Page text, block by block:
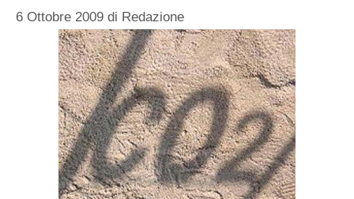
6 Ottobre 2009 di Redazione